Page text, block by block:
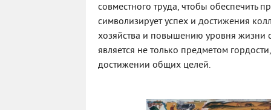
совместного труда, чтобы обеспечить
символизирует успех и достижения
хозяйства и повышению уровня жизни
является не только предметом
достижении общих целей.